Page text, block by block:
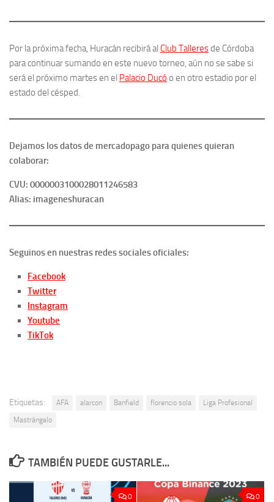
Por la próxima fecha, Huracán recibirá al Club Talleresde Córdoba
para continuar sumando en este nuevo torneo, aún no se sabe si
será el próximo martes en el Palacio Ducó o en otro estadio por el
estado del césped.
Dejamos los datos de mercadopago para quienes quieran
colaborar:
CVU: 0000003100028011246583
Alias: imageneshuracan
Seguinos en nuestras redes sociales oficiales:
Facebook
Twitter
Instagram
Youtube
TikTok
Etiquetas: AFA alarcon Banfield florencio sola
Liga Profesional
Mastrángelo
TAMBIÉN PUEDE GUSTARLE...
0 0